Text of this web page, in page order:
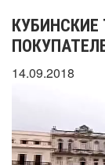
14.09.2018